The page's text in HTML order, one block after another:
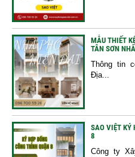
MẪU THIẾT
TÂN SƠN
Thông tin
Địa...
SAO VIỆT KÝ
8
Công ty